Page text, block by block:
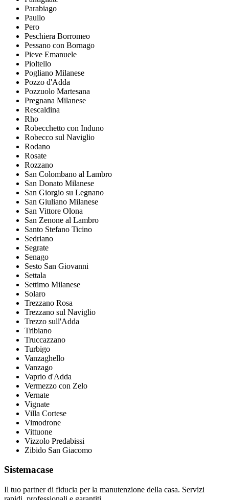
Parabiago
Paullo
Pero
Peschiera Borromeo
Pessano con Bornago
Pieve Emanuele
Pioltello
Pogliano Milanese
Pozzo d'Adda
Pozzuolo Martesana
Pregnana Milanese
Rescaldina
Rho
Robecchetto con Induno
Robecco sul Naviglio
Rodano
Rosate
Rozzano
San Colombano al Lambro
San Donato Milanese
San Giorgio su Legnano
San Giuliano Milanese
San Vittore Olona
San Zenone al Lambro
Santo Stefano Ticino
Sedriano
Segrate
Senago
Sesto San Giovanni
Settala
Settimo Milanese
Solaro
Trezzano Rosa
Trezzano sul Naviglio
Trezzo sull'Adda
Tribiano
Truccazzano
Turbigo
Vanzaghello
Vanzago
Vaprio d'Adda
Vermezzo con Zelo
Vernate
Vignate
Villa Cortese
Vimodrone
Vittuone
Vizzolo Predabissi
Zibido San Giacomo
Sistemacase
Il tuo partner di fiducia per la manutenzione della casa. Servizi